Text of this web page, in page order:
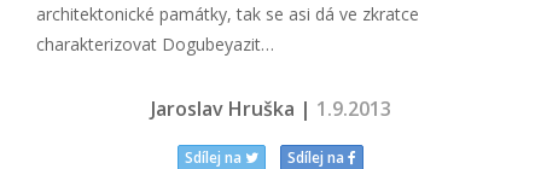
architektonické památky, tak se asi dá ve zkratce
charakterizovat Dogubeyazit…
Jaroslav Hruška | 1.9.2013
Sdílej na Sdílej na